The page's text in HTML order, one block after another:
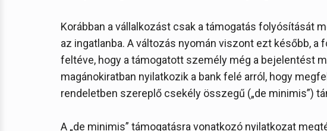
Korábban a vállalkozást csak a támogatás folyósítását
az ingatlanba. A változás nyomán viszont ezt később,
feltéve, hogy a támogatott személy még a bejelentést
magánokiratban nyilatkozik a bank felé arról, hogy
rendeletben szereplő csekély összegű („de minimis”)
A „de minimis” támogatásra vonatkozó nyilatkozat